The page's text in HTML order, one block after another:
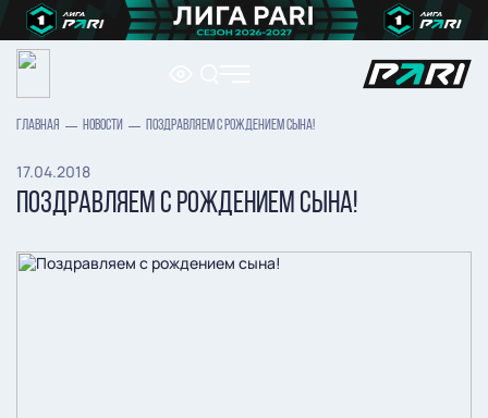
ГЛАВНАЯ НОВОСТИ ПОЗДРАВЛЯЕМ С РОЖДЕНИЕМ СЫНА!
17.04.2018
ПОЗДРАВЛЯЕМ С РОЖДЕНИЕМ СЫНА!